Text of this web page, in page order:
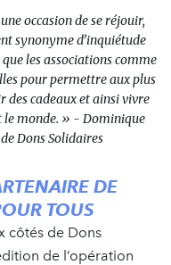
occasion de se réjouir,
synonyme d’inquiétude
que les associations comme
pour permettre aux plus
des cadeaux et ainsi vivre
le monde. » - Dominique
Dons Solidaires
DE
TOUS
côtés de Dons
de l’opération